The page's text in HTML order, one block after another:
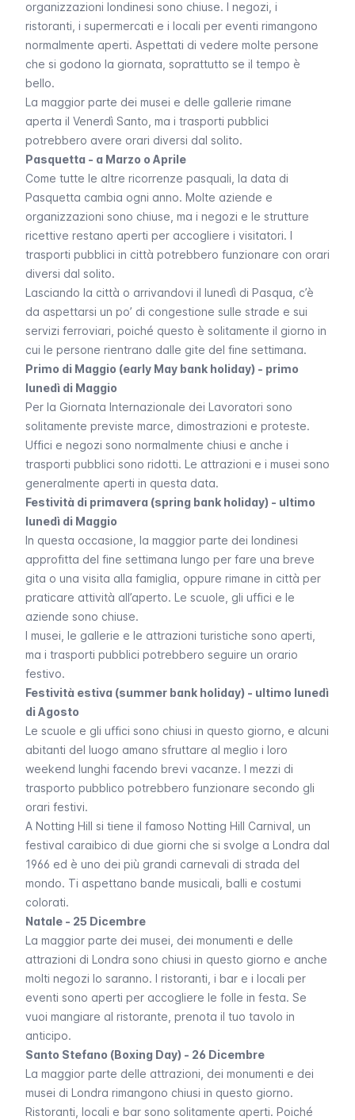
organizzazioni londinesi sono chiuse. I negozi, i
ristoranti, i supermercati e i locali per eventi rimangono
normalmente aperti. Aspettati di vedere molte persone
che si godono la giornata, soprattutto se il tempo è
bello.
La maggior parte dei musei e delle gallerie rimane
aperta il Venerdì Santo, ma i trasporti pubblici
potrebbero avere orari diversi dal solito.
Pasquetta - a Marzo o Aprile
Come tutte le altre ricorrenze pasquali, la data di
Pasquetta cambia ogni anno. Molte aziende e
organizzazioni sono chiuse, ma i negozi e le strutture
ricettive restano aperti per accogliere i visitatori. I
trasporti pubblici in città potrebbero funzionare con orari
diversi dal solito.
Lasciando la città o arrivandovi il lunedì di Pasqua, c’è
da aspettarsi un po’ di congestione sulle strade e sui
servizi ferroviari, poiché questo è solitamente il giorno in
cui le persone rientrano dalle gite del fine settimana.
Primo di Maggio (early May bank holiday) - primo
lunedì di Maggio
Per la Giornata Internazionale dei Lavoratori sono
solitamente previste marce, dimostrazioni e proteste.
Uffici e negozi sono normalmente chiusi e anche i
trasporti pubblici sono ridotti. Le attrazioni e i musei sono
generalmente aperti in questa data.
Festività di primavera (spring bank holiday) - ultimo
lunedì di Maggio
In questa occasione, la maggior parte dei londinesi
approfitta del fine settimana lungo per fare una breve
gita o una visita alla famiglia, oppure rimane in città per
praticare attività all’aperto. Le scuole, gli uffici e le
aziende sono chiuse.
I musei, le gallerie e le attrazioni turistiche sono aperti,
ma i trasporti pubblici potrebbero seguire un orario
festivo.
Festività estiva (summer bank holiday) - ultimo lunedì
di Agosto
Le scuole e gli uffici sono chiusi in questo giorno, e alcuni
abitanti del luogo amano sfruttare al meglio i loro
weekend lunghi facendo brevi vacanze. I mezzi di
trasporto pubblico potrebbero funzionare secondo gli
orari festivi.
A Notting Hill si tiene il famoso Notting Hill Carnival , un
festival caraibico di due giorni che si svolge a Londra dal
1966 ed è uno dei più grandi carnevali di strada del
mondo. Ti aspettano bande musicali, balli e costumi
colorati.
Natale - 25 Dicembre
La maggior parte dei musei, dei monumenti e delle
attrazioni di Londra sono chiusi in questo giorno e anche
molti negozi lo saranno. I ristoranti, i bar e i locali per
eventi sono aperti per accogliere le folle in festa. Se
vuoi mangiare al ristorante, prenota il tuo tavolo in
anticipo.
Santo Stefano (Boxing Day) - 26 Dicembre
La maggior parte delle attrazioni, dei monumenti e dei
musei di Londra rimangono chiusi in questo giorno.
Ristoranti, locali e bar sono solitamente aperti. Poiché